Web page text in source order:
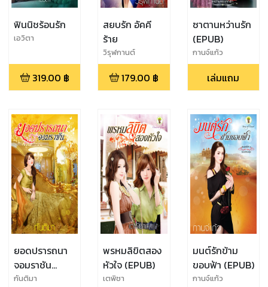
ฟินนิชร้อนรัก
เอวิตา
319.00 ฿
สยบรัก อัคคี
ร้าย
วิรุฬกานต์
179.00 ฿
ซาตานหว่านรัก
(EPUB)
กานจ์แก้ว
เล่มแถม
ยอดปรารถนา
จอมราชัน
(EPUB)
กันติมา
พรหมลิขิตสอง
หัวใจ (EPUB)
เตพิชา
มนต์รักข้าม
ขอบฟ้า (EPUB)
กานจ์แก้ว